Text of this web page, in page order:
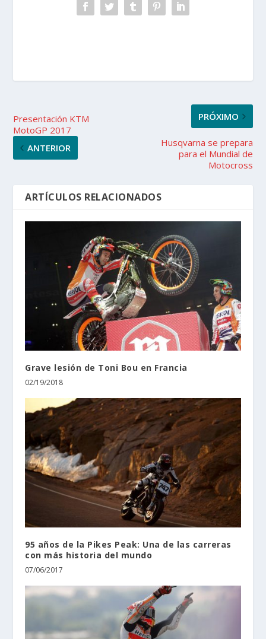
Presentación KTM
MotoGP 2017
ANTERIOR
PRÓXIMO
Husqvarna se prepara
para el Mundial de
Motocross
ARTÍCULOS RELACIONADOS
Grave lesión de Toni Bou en Francia
02/19/2018
95 años de la Pikes Peak: Una de las carreras
con más historia del mundo
07/06/2017